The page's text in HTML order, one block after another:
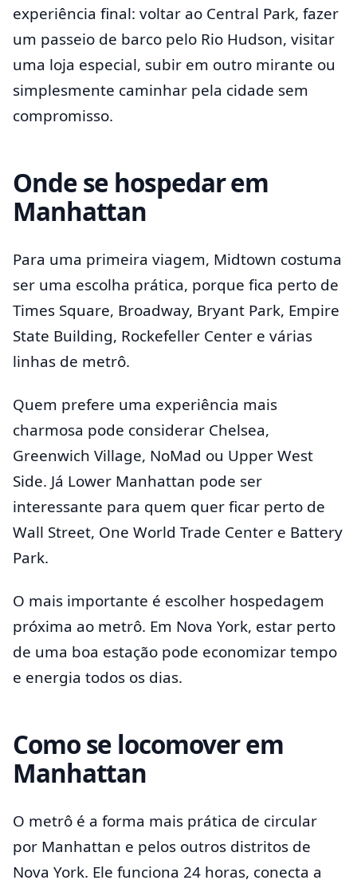
experiência final: voltar ao Central Park, fazer
um passeio de barco pelo Rio Hudson, visitar
uma loja especial, subir em outro mirante ou
simplesmente caminhar pela cidade sem
compromisso.
Onde se hospedar em
Manhattan
Para uma primeira viagem, Midtown costuma
ser uma escolha prática, porque fica perto de
Times Square, Broadway, Bryant Park, Empire
State Building, Rockefeller Center e várias
linhas de metrô.
Quem prefere uma experiência mais
charmosa pode considerar Chelsea,
Greenwich Village, NoMad ou Upper West
Side. Já Lower Manhattan pode ser
interessante para quem quer ficar perto de
Wall Street, One World Trade Center e Battery
Park.
O mais importante é escolher hospedagem
próxima ao metrô. Em Nova York, estar perto
de uma boa estação pode economizar tempo
e energia todos os dias.
Como se locomover em
Manhattan
O metrô é a forma mais prática de circular
por Manhattan e pelos outros distritos de
Nova York. Ele funciona 24 horas, conecta a